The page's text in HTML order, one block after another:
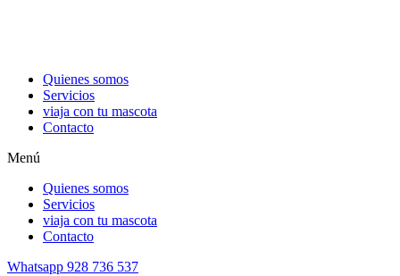
Quienes somos
Servicios
viaja con tu mascota
Contacto
Menú
Quienes somos
Servicios
viaja con tu mascota
Contacto
Whatsapp 928 736 537